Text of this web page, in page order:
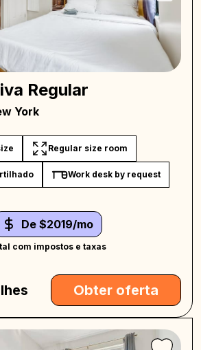
Regular
York
Regular size room
Work desk by request
De $2019/mo
com impostos e taxas
Obter oferta